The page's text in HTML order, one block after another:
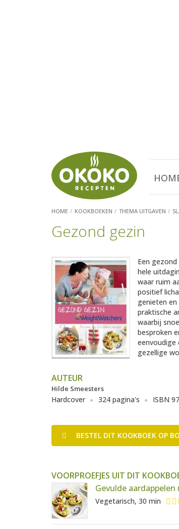
HOME KOOKBOEKEN THEMA UITGAVEN
Gezond gezin
Een
hele
waar ruim
positief
genieten
praktische
waarbij
besproken
eenvoudige
gezellige
AUTEUR
Hilde Smeesters
Hardcover 324 pagina's ISBN
BESTEL DIT KOOKBOEK OP
VOORPROEFJES UIT DIT
Gevulde
Vegetarisch, 30 min